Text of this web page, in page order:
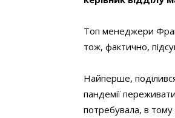
Топ менеджери
тож, фактично,
Найперше,
пандемії
потребувала, в тому